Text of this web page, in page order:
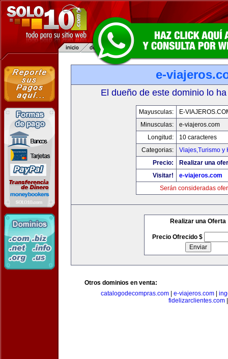
e-
El dueño de este dominio lo
Mayusculas:
E-
Minusculas:
e-viajeros.com
Longitud:
10 caracteres
Categorias:
Viajes,Turismo y
Precio:
Realizar una
Visitar!
e-viajeros.com
Serán consideradas
Realizar una Oferta
Precio Ofrecido $
Otros dominios en venta:
catalogodecompras.com| e-viajeros.com|
fidelizarclientes.com|